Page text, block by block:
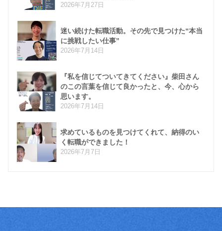
2026年7月27日
迷い続けた転職活動。その先で見つけた“本当
に挑戦したい仕事”
2026年7月14日
『私を信じてついてきてください』柴田さん
のこの言葉を信じて良かったと、今、心から
思います。
2026年7月14日
求めているものを見つけてくれて、納得のい
く転職ができました！
2026年7月7日